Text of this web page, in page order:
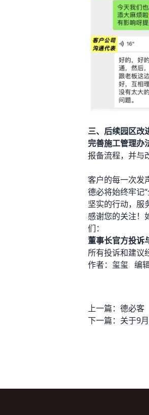
三、后续园区改
完善施工管理办
报备流程，并与
客户的每一次发
德必将始终牢记
坚实的行动，服
感谢您的关注！
们：
董事长官方投
所有投诉和建议
作者：玺玺 编
上一篇：
下一篇：